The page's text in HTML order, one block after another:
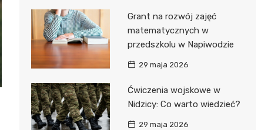
Grant na rozwój zajęć
matematycznych w
przedszkolu w Napiwodzie
29 maja 2026
Ćwiczenia wojskowe w
Nidzicy: Co warto wiedzieć?
29 maja 2026